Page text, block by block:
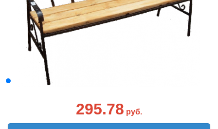
295.78 руб.